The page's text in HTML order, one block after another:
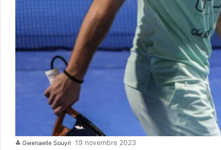
Gwenaelle Souyri 19 novembre 2023